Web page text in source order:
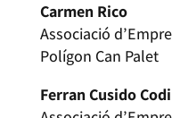
Carmen Rico
Associació
Polígon Can Palet
Ferran Cusido